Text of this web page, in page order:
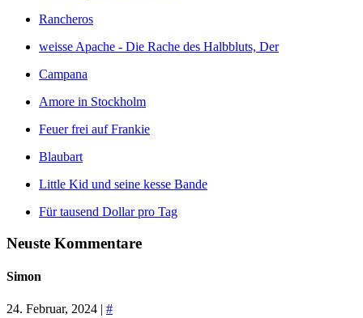
Rancheros
weisse Apache - Die Rache des Halbbluts, Der
Campana
Amore in Stockholm
Feuer frei auf Frankie
Blaubart
Little Kid und seine kesse Bande
Für tausend Dollar pro Tag
Neuste Kommentare
Simon
24. Februar, 2024 | #